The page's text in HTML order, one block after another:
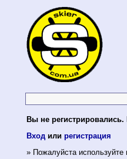
Вы не
Входили регистрация
» Пожалуйста используйте